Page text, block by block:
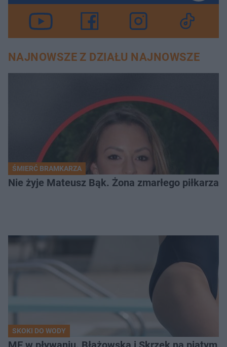
NAJNOWSZE Z DZIAŁU NAJNOWSZE
ŚMIERĆ BRAMKARZA
Nie żyje Mateusz Bąk. Żona zmarłego piłkarza
SKOKI DO WODY